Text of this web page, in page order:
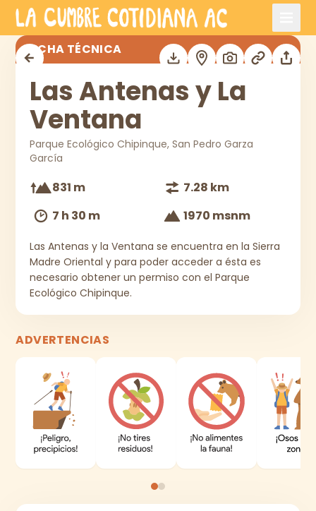
Saltar al contenido principal
Las Antenas y La Ventana
FICHA TÉCNICA
Las Antenas y La
Ventana
Parque Ecológico Chipinque, San Pedro Garza
García
831 m
7.28 km
7 h 30 m
1970 msnm
Las Antenas y la Ventana se encuentra en la Sierra
Madre Oriental y para poder acceder a ésta es
necesario obtener un permiso con el Parque
Ecológico Chipinque.
ADVERTENCIAS